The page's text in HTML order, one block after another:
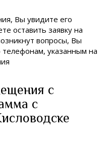
Вы увидите его
оставить заявку на
вопросы, Вы
телефонам, указанным на
с
с